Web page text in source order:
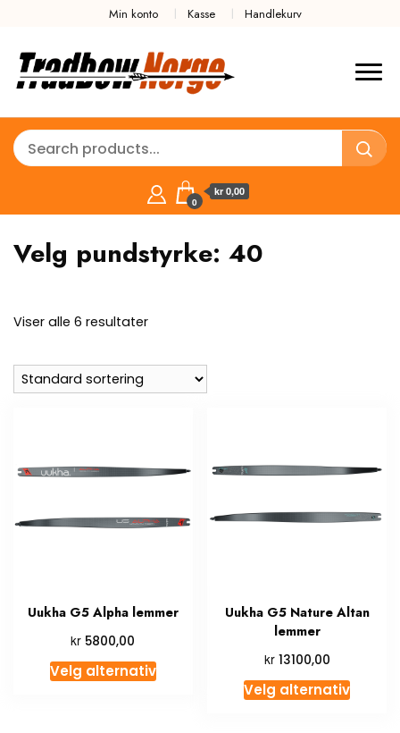
Min konto Kasse Handlekurv
0
kr 0,00
Velg pundstyrke: 40
Viser alle 6 resultater
Uukha G5 Alpha lemmer
kr 5800,00
Velg alternativ
Uukha G5 Nature Altan
lemmer
kr13100,00
Velg alternativ